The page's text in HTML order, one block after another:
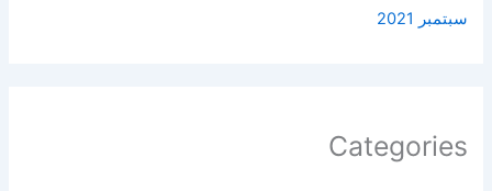
سبتمبر 2021
Categories